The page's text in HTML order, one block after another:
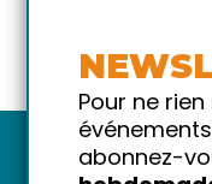
Pour ne
abonnez-